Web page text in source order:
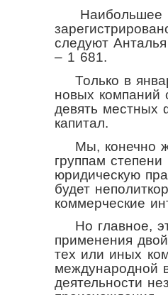
Наибольшее
следуют
– 1 681.
Только в
новых компаний
девять местных
капитал.
Мы, конечно
группам
юридическую
будет
коммерческие
Но главное,
применения
тех или иных
международной
деятельности